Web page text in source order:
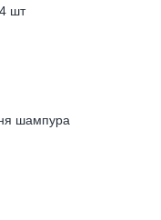
шт
шампура